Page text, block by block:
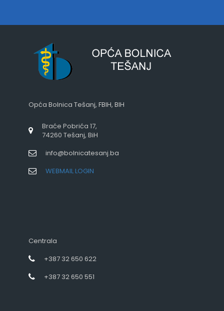
Opća Bolnica Tešanj, FBIH, BIH
Braće Pobrića 17,
74260 Tešanj, BiH
info@bolnicatesanj.ba
WEBMAIL LOGIN
Centrala
+387 32 650 622
+387 32 650 551